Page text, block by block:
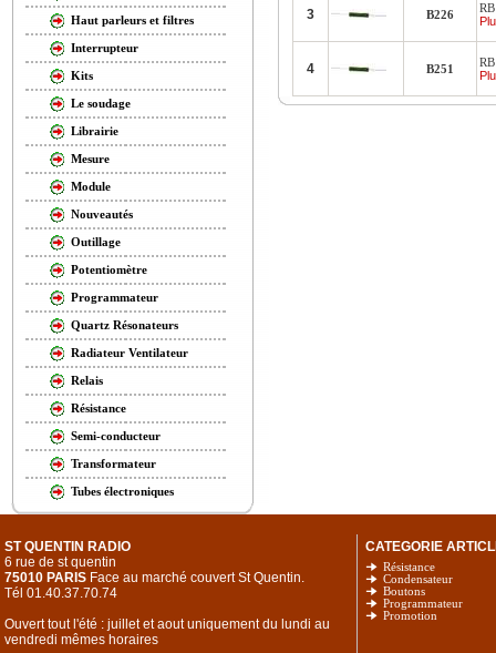
Haut parleurs et filtres
Interrupteur
Kits
Le soudage
Librairie
Mesure
Module
Nouveautés
Outillage
Potentiomètre
Programmateur
Quartz Résonateurs
Radiateur Ventilateur
Relais
Résistance
Semi-conducteur
Transformateur
Tubes électroniques
3 B226
4 B251
ST QUENTIN RADIO
6 rue de st quentin
75010 PARIS Face au marché couvert St Quentin.
Tél 01.40.37.70.74
Ouvert tout l'été : juillet et aout uniquement du lundi au
vendredi mêmes horaires
CATEGORIE
Résistance
Condensateur
Boutons
Programmateur
Promotion